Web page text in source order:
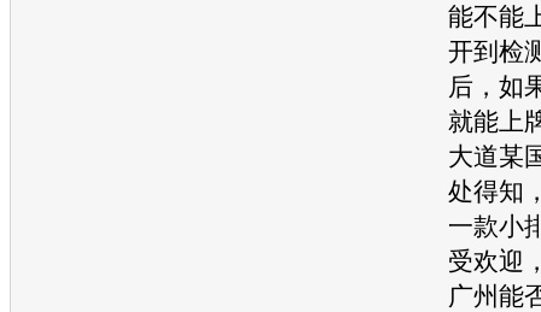
能不能
开到检
后，如
就能上
大道某
处得知
一款小
受欢迎
广州能